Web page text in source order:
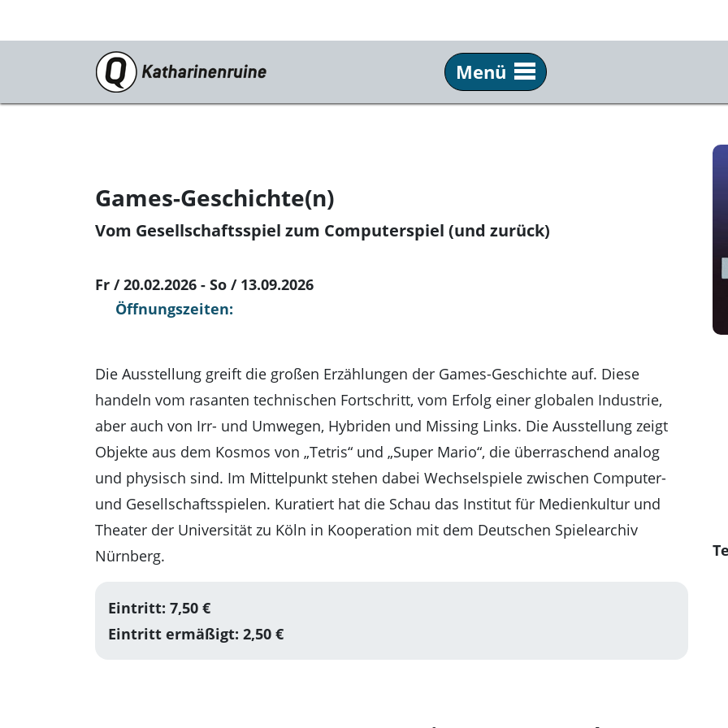
Menü
Programm
Film
Info
Games-Geschichte(n)
Vom Gesellschaftsspiel zum Computerspiel (und zurück)
Fr / 20.02.2026 - So / 13.09.2026
Öffnungszeiten:
Die Ausstellung greift die großen Erzählungen der Games-Geschichte auf. Diese
handeln vom rasanten technischen Fortschritt, vom Erfolg einer globalen Industrie,
aber auch von Irr- und Umwegen, Hybriden und Missing Links. Die Ausstellung zeigt
Objekte aus dem Kosmos von „Tetris“ und „Super Mario“, die überraschend analog
und physisch sind. Im Mittelpunkt stehen dabei Wechselspiele zwischen Computer-
und Gesellschaftsspielen. Kuratiert hat die Schau das Institut für Medienkultur und
Theater der Universität zu Köln in Kooperation mit dem Deutschen Spielearchiv
Nürnberg.
Eintritt: 7,50 €
Eintritt ermäßigt: 2,50 €